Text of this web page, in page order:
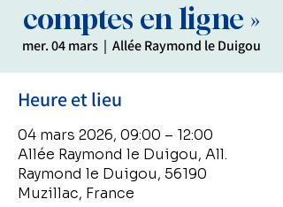
comptes en ligne »
mer. 04 mars
  |
Allée Raymond le Duigou
Heure et lieu
04 mars 2026, 09:00 – 12:00
Allée Raymond le Duigou, All.
Raymond le Duigou, 56190
Muzillac, France